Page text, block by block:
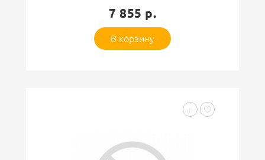
7 855 р.
В корзину